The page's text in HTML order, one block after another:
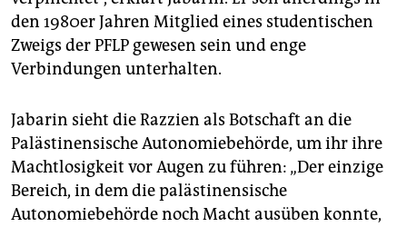
den 1980er Jahren Mitglied eines studentischen
Zweigs der PFLP gewesen sein und enge
Verbindungen unterhalten.
Jabarin sieht die Razzien als Botschaft an die
Palästinensische Autonomiebehörde, um ihr ihre
Machtlosigkeit vor Augen zu führen: „Der einzige
Bereich, in dem die palästinensische
Autonomiebehörde noch Macht ausüben konnte,